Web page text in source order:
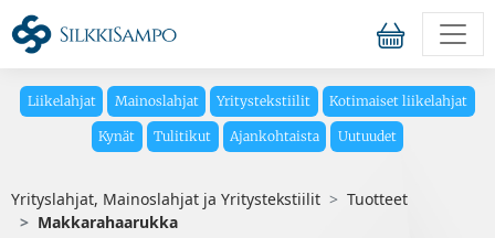
Liikelahjat Mainoslahjat Yritystekstiilit Kotimaiset liikelahjat
Kynät Tulitikut Ajankohtaista Uutuudet
Yrityslahjat, Mainoslahjat ja Yritystekstiilit
Tuotteet
Makkarahaarukka